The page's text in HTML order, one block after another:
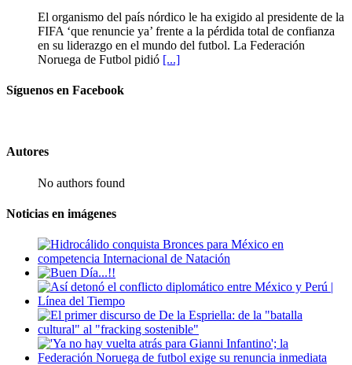
El organismo del país nórdico le ha exigido al presidente de la
FIFA ‘que renuncie ya’ frente a la pérdida total de confianza
en su liderazgo en el mundo del futbol. La Federación
Noruega de Futbol pidió [...]
Síguenos en Facebook
Autores
No authors found
Noticias en imágenes